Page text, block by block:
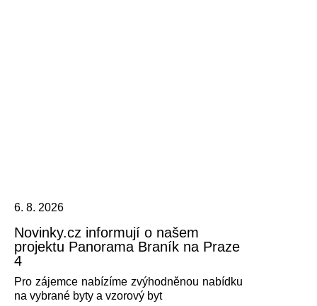
6. 8. 2026
Novinky.cz informují o našem
projektu Panorama Braník na Praze
4
Pro zájemce nabízíme zvýhodněnou nabídku
na vybrané byty a vzorový byt